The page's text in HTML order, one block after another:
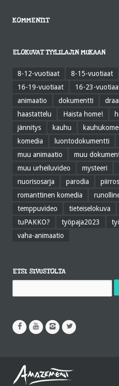
KOMMENTIT
ELOKUVAT TYYLILAJIN MUKAAN
8-12-vuotiaat 8-15-vuotiaat
16-19-vuotiaat
16-23-
animaatio
dokumentti
haastattelu
Haista home!
jännitys
kauhu
komedia
luontodokumentti
muu animaatio
muu
muu urheiluvideo
mysteeri
nuorisosarja
parodia
romanttinen komedia
temppuvideo
tieteiselokuva
tuPAKKO?
työpaja2023
vaha-animaatio
ETSI SIVUSTOLTA